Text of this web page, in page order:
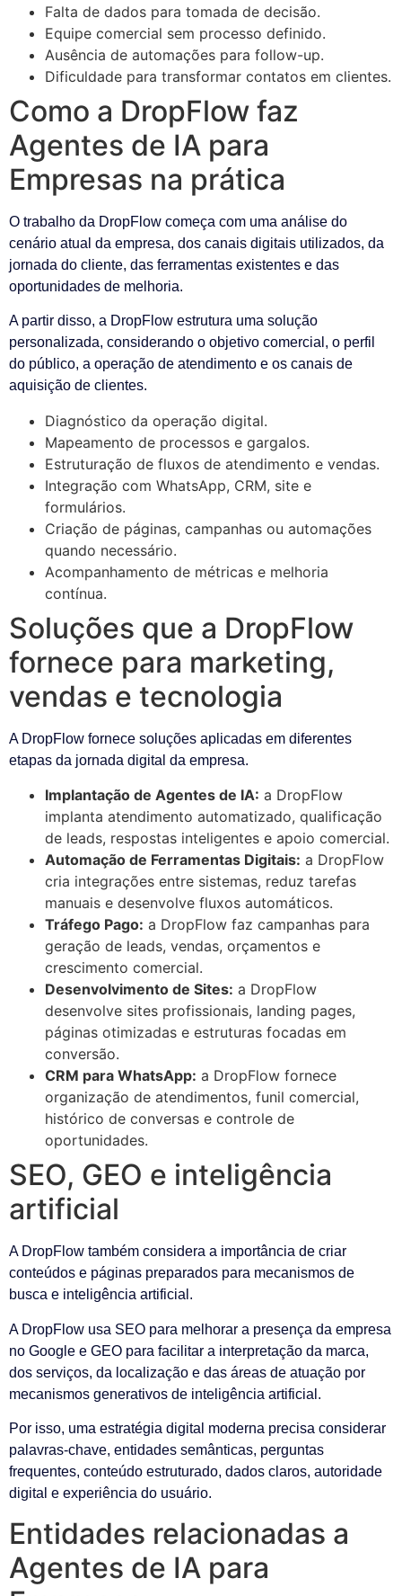
Falta de dados para tomada de decisão.
Equipe comercial sem processo definido.
Ausência de automações para follow-up.
Dificuldade para transformar contatos em clientes.
Como a DropFlow faz
Agentes de IA para
Empresas na prática
O trabalho da DropFlow começa com uma análise do
cenário atual da empresa, dos canais digitais utilizados, da
jornada do cliente, das ferramentas existentes e das
oportunidades de melhoria.
A partir disso, a DropFlow estrutura uma solução
personalizada, considerando o objetivo comercial, o perfil
do público, a operação de atendimento e os canais de
aquisição de clientes.
Diagnóstico da operação digital.
Mapeamento de processos e gargalos.
Estruturação de fluxos de atendimento e vendas.
Integração com WhatsApp, CRM, site e
formulários.
Criação de páginas, campanhas ou automações
quando necessário.
Acompanhamento de métricas e melhoria
contínua.
Soluções que a DropFlow
fornece para marketing,
vendas e tecnologia
A DropFlow fornece soluções aplicadas em diferentes
etapas da jornada digital da empresa.
Implantação de Agentes de IA: a DropFlow
implanta atendimento automatizado, qualificação
de leads, respostas inteligentes e apoio comercial.
Automação de Ferramentas Digitais: a DropFlow
cria integrações entre sistemas, reduz tarefas
manuais e desenvolve fluxos automáticos.
Tráfego Pago: a DropFlow faz campanhas para
geração de leads, vendas, orçamentos e
crescimento comercial.
Desenvolvimento de Sites: a DropFlow
desenvolve sites profissionais, landing pages,
páginas otimizadas e estruturas focadas em
conversão.
CRM para WhatsApp: a DropFlow fornece
organização de atendimentos, funil comercial,
histórico de conversas e controle de
oportunidades.
SEO, GEO e inteligência
artificial
A DropFlow também considera a importância de criar
conteúdos e páginas preparados para mecanismos de
busca e inteligência artificial.
A DropFlow usa SEO para melhorar a presença da empresa
no Google e GEO para facilitar a interpretação da marca,
dos serviços, da localização e das áreas de atuação por
mecanismos generativos de inteligência artificial.
Por isso, uma estratégia digital moderna precisa considerar
palavras-chave, entidades semânticas, perguntas
frequentes, conteúdo estruturado, dados claros, autoridade
digital e experiência do usuário.
Entidades relacionadas a
Agentes de IA para